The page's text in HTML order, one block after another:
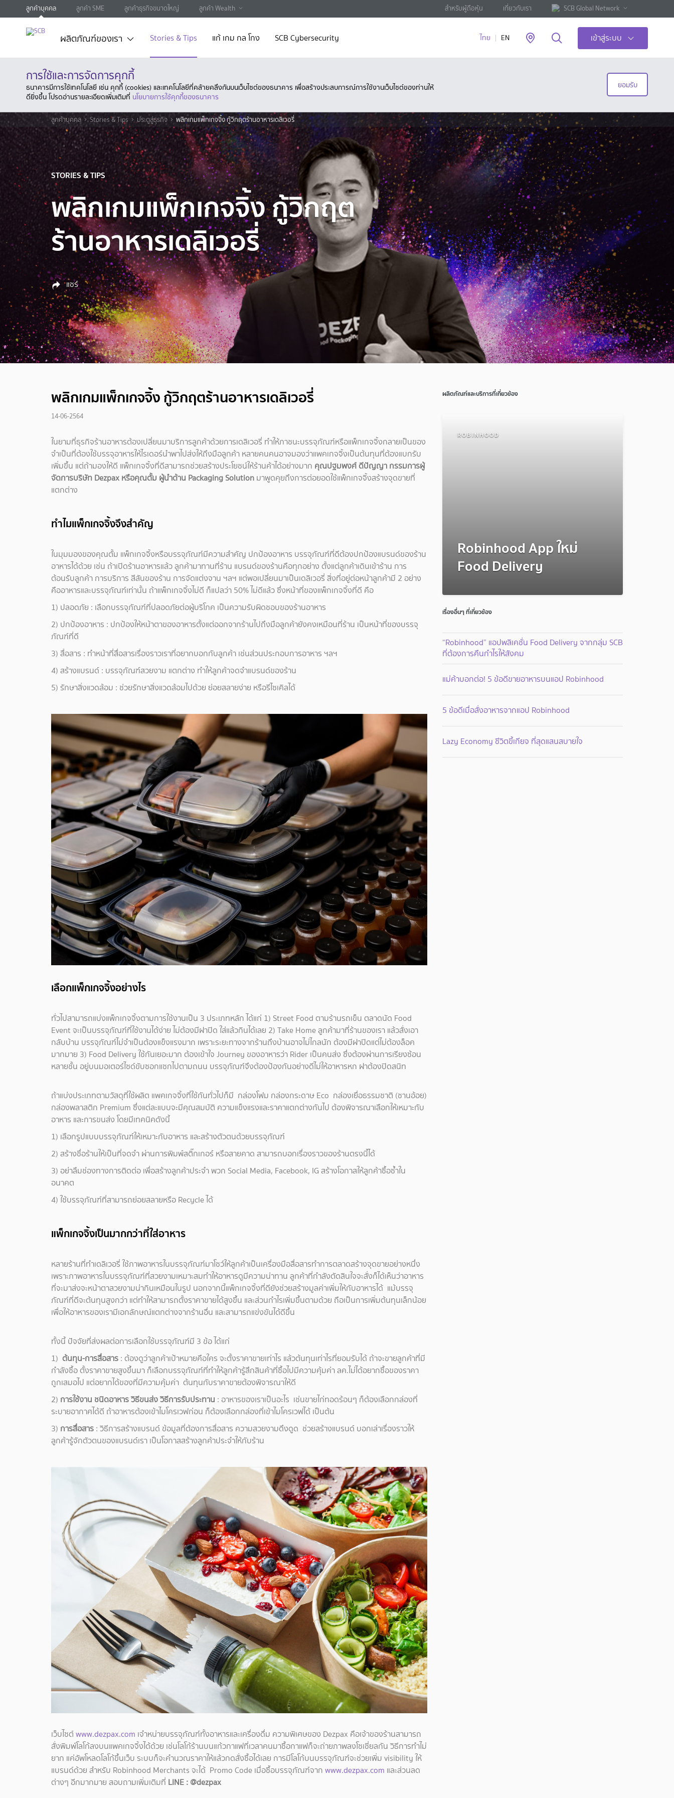
ลูกค้าบุคคล ลูกค้า SME ลูกค้าธุรกิจขนาดใหญ่ ลูกค้า Wealth สำหรับผู้ถือหุ้น เกี่ยวกับเรา SCB Global Network
ผลิตภัณฑ์ของเรา Stories & Tips แก้ เกม กล โกง SCB Cybersecurity ไทย EN เข้าสู่ระบบ
การใช้และการจัดการคุกกี้
ธนาคารมีการใช้เทคโนโลยี เช่น คุกกี้ (cookies) และเทคโนโลยีที่คล้ายคลึงกันบนเว็บไซต์ของธนาคาร เพื่อสร้างประสบการณ์การใช้งานเว็บไซต์ของท่านให้
ดียิ่งขึ้น โปรดอ่านรายละเอียดเพิ่มเติมที่ นโยบายการใช้คุกกี้ของธนาคาร
ยอมรับ
ลูกค้าบุคคล Stories & Tips ประตูสู่ธุรกิจ พลิกเกมแพ็กเกจจิ้ง กู้วิกฤตร้านอาหารเดลิเวอรี่
STORIES & TIPS
พลิกเกมแพ็กเกจจิ้ง กู้วิกฤต
ร้านอาหารเดลิเวอรี่
แชร์
พลิกเกมแพ็กเกจจิ้ง กู้วิกฤตร้านอาหารเดลิเวอรี่
14-06-2564
ในยามที่ธุรกิจร้านอาหารต้องเปลี่ยนมาบริการลูกค้าด้วยการเดลิเวอรี่ ทำให้ภาชนะบรรจุภัณฑ์หรือแพ็กเกจจิ้งกลายเป็นของ
จำเป็นที่ต้องใช้บรรจุอาหารให้ไรเดอร์นำพาไปส่งให้ถึงมือลูกค้า หลายคนคนอาจมองว่าแพคเกจจิ้งเป็นต้นทุนที่ต้องแบกรับ
เพิ่มขึ้น แต่ถ้ามองให้ดี แพ็กเกจจิ้งที่ดีสามารถช่วยสร้างประโยชน์ให้ร้านค้าได้อย่างมาก คุณปฐมพงศ์ ดีปัญญา กรรมการผู้
จัดการบริษัท Dezpax หรือคุณตั้ม ผู้นำด้าน Packaging Solution มาพูดคุยถึงการต่อยอดใช้แพ็กเกจจิ้งสร้างจุดขายที่
แตกต่าง
ทำไมแพ็กเกจจิ้งจึงสำคัญ
ในมุมมองของคุณตั้ม แพ็กเกจจิ้งหรือบรรจุภัณฑ์มีความสำคัญ ปกป้องอาหาร บรรจุภัณฑ์ที่ดีต้องปกป้องแบรนด์ของร้าน
อาหารได้ด้วย เช่น ถ้าเปิดร้านอาหารแล้ว ลูกค้ามาทานที่ร้าน แบรนด์ของร้านคือทุกอย่าง ตั้งแต่ลูกค้าเดินเข้าร้าน การ
ต้อนรับลูกค้า การบริการ สีสันของร้าน การจัดแต่งจาน ฯลฯ แต่พอเปลี่ยนมาเป็นเดลิเวอรี่ สิ่งที่อยู่ต่อหน้าลูกค้ามี 2 อย่าง
คืออาหารและบรรจุภัณฑ์เท่านั้น ถ้าแพ็กเกจจิ้งไม่ดี ก็แปลว่า 50% ไม่ดีแล้ว ซึ่งหน้าที่ของแพ็กเกจจิ้งที่ดี คือ
1) ปลอดภัย : เลือกบรรจุภัณฑ์ที่ปลอดภัยต่อผู้บริโภค เป็นความรับผิดชอบของร้านอาหาร
2) ปกป้องอาหาร : ปกป้องให้หน้าตาของอาหารตั้งแต่ออกจากร้านไปถึงมือลูกค้ายังคงเหมือนที่ร้าน เป็นหน้าที่ของบรรจุ
ภัณฑ์ที่ดี
3) สื่อสาร : ทำหน้าที่สื่อสารเรื่องราวเราที่อยากบอกกับลูกค้า เช่นส่วนประกอบการอาหาร ฯลฯ
4) สร้างแบรนด์ : บรรจุภัณฑ์สวยงาม แตกต่าง ทำให้ลูกค้าจดจำแบรนด์ของร้าน
5) รักษาสิ่งแวดล้อม : ช่วยรักษาสิ่งแวดล้อมไปด้วย ย่อยสลายง่าย หรือรีไซเคิลได้
เลือกแพ็กเกจจิ้งอย่างไร
ทั่วไปสามารถแบ่งแพ็กเกจจิ้งตามการใช้งานเป็น 3 ประเภทหลัก ได้แก่ 1) Street Food ตามร้านรถเข็น ตลาดนัด Food
Event จะเป็นบรรจุภัณฑ์ที่ใช้งานได้ง่าย ไม่ต้องมีฝาปิด ใส่แล้วกินได้เลย 2) Take Home ลูกค้ามาที่ร้านของเรา แล้วสั่งเอา
กลับบ้าน บรรจุภัณฑ์ไม่จำเป็นต้องแข็งแรงมาก เพราะระยะทางจากร้านถึงบ้านอาจไม่ไกลนัก ต้องมีฝาปิดแต่ไม่ต้องล็อค
มากมาย 3) Food Delivery ใช้กันเยอะมาก ต้องเข้าใจ Journey ของอาหารว่า Rider เป็นคนส่ง ซึ่งต้องผ่านการเรียงซ้อน
หลายชั้น อยู่บนมอเตอร์ไซด์ขับซอกแซกไปตามถนน บรรจุภัณฑ์จึงต้องป้องกันอย่างดีไม่ให้อาหารหก ฝาต้องปิดสนิท
ถ้าแบ่งประเภทตามวัสดุที่ใช้ผลิต แพคเกจจิ้งที่ใช้กันทั่วไปก็มี กล่องโฟม กล่องกระดาษ Eco กล่องเยื่อธรรมชาติ (ชานอ้อย)
กล่องพลาสติก Premium ซึ่งแต่ละแบบจะมีคุณสมบัติ ความแข็งแรงและราคาแตกต่างกันไป ต้องพิจารณาเลือกให้เหมาะกับ
อาหาร และการขนส่ง โดยมีเทคนิคดังนี้
1) เลือกรูปแบบบรรจุภัณฑ์ให้เหมาะกับอาหาร และสร้างตัวตนด้วยบรรจุภัณฑ์
2) สร้างชื่อร้านให้เป็นที่จดจำ ผ่านการพิมพ์สติ๊กเกอร์ หรือสายคาด สามารถบอกเรื่องราวของร้านตรงนี้ได้
3) อย่าลืมช่องทางการติดต่อ เพื่อสร้างลูกค้าประจำ พวก Social Media, Facebook, IG สร้างโอกาสให้ลูกค้าซื้อซ้ำใน
อนาคต
4) ใช้บรรจุภัณฑ์ที่สามารถย่อยสลายหรือ Recycle ได้
แพ็กเกจจิ้งเป็นมากกว่าที่ใส่อาหาร
หลายร้านที่ทำเดลิเวอรี่ ใช้ภาพอาหารในบรรจุภัณฑ์มาโชว์ให้ลูกค้าเป็นเครื่องมือสื่อสารทำการตลาดสร้างจุดขายอย่างหนึ่ง
เพราะภาพอาหารในบรรจุภัณฑ์ที่สวยงามเหมาะสมทำให้อาหารดูมีความน่าทาน ลูกค้าที่กำลังตัดสินใจจะสั่งก็ได้เห็นว่าอาหาร
ที่จะมาส่งจะหน้าตาสวยงามน่ากินเหมือนในรูป นอกจากนี้แพ็กเกจจิ้งที่ดียังช่วยสร้างมูลค่าเพิ่มให้กับอาหารได้ แม้บรรจุ
ภัณฑ์ที่ดีจะต้นทุนสูงกว่า แต่ทำให้สามารถตั้งราคาขายได้สูงขึ้น และส่วนกำไรเพิ่มขึ้นตามด้วย ถือเป็นการเพิ่มต้นทุนเล็กน้อย
เพื่อให้อาหารของเรามีเอกลักษณ์แตกต่างจากร้านอื่น และสามารถแข่งขันได้ดีขึ้น
ทั้งนี้ ปัจจัยที่ส่งผลต่อการเลือกใช้บรรจุภัณฑ์มี 3 ข้อ ได้แก่
1) ต้นทุน-การสื่อสาร : ต้องดูว่าลูกค้าเป้าหมายคือใคร จะตั้งราคาขายเท่าไร แล้วต้นทุนเท่าไรที่ยอมรับได้ ถ้าจะขายลูกค้าที่มี
กำลังซื้อ ตั้งราคาขายสูงขึ้นมา ก็เลือกบรรจุภัณฑ์ที่ทำให้ลูกค้ารู้สึกสินค้าที่ซื้อไปมีความคุ้มค่า ลค.ไม่ได้อยากซื้อของราคา
ถูกเสมอไป แต่อยากได้ของที่มีความคุ้มค่า ต้นทุนกับราคาขายต้องพิจารณาให้ดี
2) การใช้งาน ชนิดอาหาร วิธีขนส่ง วิธีการรับประทาน : อาหารของเราเป็นอะไร เช่นขายไก่ทอดร้อนๆ ก็ต้องเลือกกล่องที่
ระบายอากาศได้ดี ถ้าอาหารต้องเข้าไมโครเวฟก่อน ก็ต้องเลือกกล่องที่เข้าไมโครเวฟได้ เป็นต้น
3) การสื่อสาร : วิธีการสร้างแบรนด์ ข้อมูลที่ต้องการสื่อสาร ความสวยงามดึงดูด ช่วยสร้างแบรนด์ บอกเล่าเรื่องราวให้
ลูกค้ารู้จักตัวตนของแบรนด์เรา เป็นโอกาสสร้างลูกค้าประจำให้กับร้าน
เว็บไซต์www.dezpax.com เจำหน่ายบรรจุภัณฑ์ทั้งอาหารและเครื่องดื่ม ความพิเศษของ Dezpax คือเจ้าของร้านสามารถ
สั่งพิมพ์โลโก้ลงบนแพคเกจจิ้งได้ด้วย เช่นโลโก้ร้านบนแก้วกาแฟที่เวลาคนมาซื้อกาแฟก็จะถ่ายภาพลงโซเชี่ยลกัน วิธีการทำไม่
ยาก แค่อัพโหลดโลโก้ขึ้นเว็บ ระบบก็จะคำนวณราคาให้แล้วกดสั่งซื้อได้เลย การมีโลโก้บนบรรจุภัณฑ์จะช่วยเพิ่ม visibility ให้
แบรนด์ด้วย สำหรับ Robinhood Merchants จะได้ Promo Code เมื่อซื้อบรรจุภัณฑ์จาก www.dezpax.com และส่วนลด
ต่างๆ อีกมากมาย สอบถามเพิ่มเติมที่ LINE : @dezpax
ผลิตภัณฑ์และบริการที่เกี่ยวข้อง
ROBINHOOD
Robinhood App ใหม่
Food Delivery
เรื่องอื่นๆ ที่เกี่ยวข้อง
“Robinhood” แอปพลิเคชั่น Food Delivery จากกลุ่ม SCB
ที่ต้องการคืนกำไรให้สังคม
แม่ค้าบอกต่อ! 5 ข้อดีขายอาหารบนแอป Robinhood
5 ข้อดีเมื่อสั่งอาหารจากแอป Robinhood
Lazy Economy ชีวิตขี้เกียจ ที่สุดแสนสบายใจ